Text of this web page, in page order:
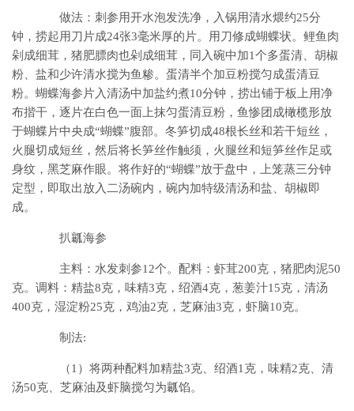
做法：刺参用开水泡发洗净，入锅用清水煨约25分
钟，捞起用刀片成24张3毫米厚的片。用刀修成蝴蝶状。鲤鱼肉
剁成细茸，猪肥膘肉也剁成细茸，同入碗中加1个多蛋清、胡椒
粉、盐和少许清水搅为鱼糁。蛋清半个加豆粉搅匀成蛋清豆
粉。蝴蝶海参片入清汤中加盐约煮10分钟，捞出铺于板上用净
布揩干，逐片在白色一面上抹匀蛋清豆粉，鱼惨团成橄榄形放
于蝴蝶片中央成“蝴蝶”腹部。冬笋切成48根长丝和若干短丝，
火腿切成短丝，然后将长笋丝作触须，火腿丝和短笋丝作足或
身纹，黑芝麻作眼。将作好的“蝴蝶”放于盘中，上笼蒸三分钟
定型，即取出放入二汤碗内，碗内加特级清汤和盐、胡椒即
成。
扒瓤海参
主料：水发刺参12个。配料：虾茸200克，猪肥肉泥50
克。调料：精盐8克，味精3克，绍酒4克，葱姜汁15克，清汤
400克，湿淀粉25克，鸡油2克，芝麻油3克，虾脑10克。
制法:
（1）将两种配料加精盐3克、绍酒1克，味精2克、清
汤50克、芝麻油及虾脑搅匀为瓤馅。